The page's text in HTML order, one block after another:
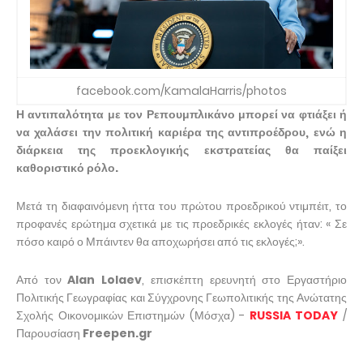
facebook.com/KamalaHarris/photos
Η αντιπαλότητα με τον Ρεπουμπλικάνο μπορεί να φτιάξει ή
να χαλάσει την πολιτική καριέρα της αντιπροέδρου, ενώ η
διάρκεια της προεκλογικής εκστρατείας θα παίξει
καθοριστικό ρόλο.
Μετά τη διαφαινόμενη ήττα του πρώτου προεδρικού ντιμπέιτ, το
προφανές ερώτημα σχετικά με τις προεδρικές εκλογές ήταν: « Σε
πόσο καιρό ο Μπάιντεν θα αποχωρήσει από τις εκλογές;».
Από τονAlan Lolaev, επισκέπτη ερευνητή στο Εργαστήριο
Πολιτικής Γεωγραφίας και Σύγχρονης Γεωπολιτικής της Ανώτατης
Σχολής Οικονομικών Επιστημών (Μόσχα) - RUSSIA TODAY /
Παρουσίαση Freepen.gr